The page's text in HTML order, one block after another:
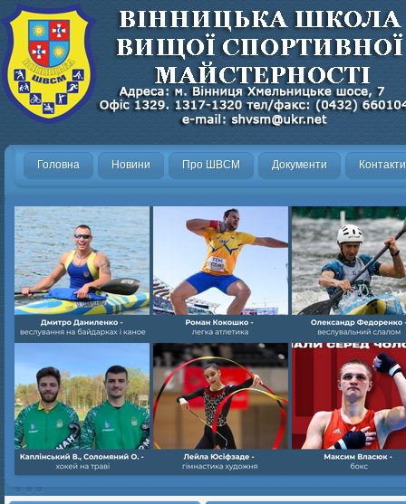
Головна Новини Про ШВСМ Документи Контакти